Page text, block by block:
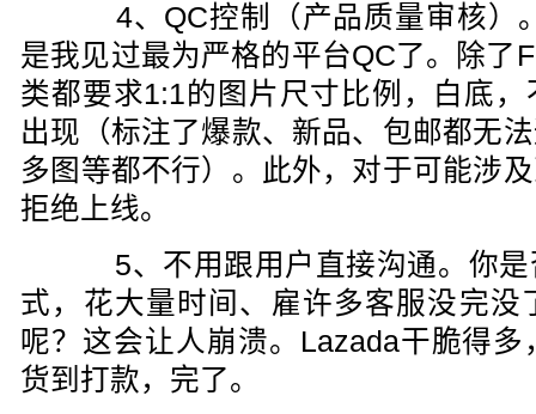
4、QC控制（产品质量审核）
是我见过最为严格的平台QC了。除了
类都要求1:1的图片尺寸比例，白底
出现（标注了爆款、新品、包邮都无
多图等都不行）。此外，对于可能涉
拒绝上线。
5、不用跟用户直接沟通。你是
式，花大量时间、雇许多客服没完没
呢？这会让人崩溃。Lazada干脆得
货到打款，完了。